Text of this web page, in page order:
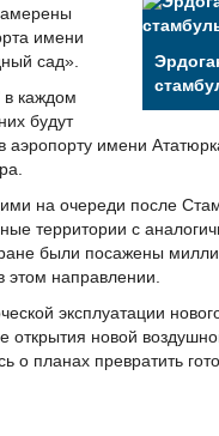
имени
сад».
каждом
будут
аэропорту имени
на очереди после
территории с
были посажены
этом направлении.
эксплуатации
открытия новой
о планах превратить